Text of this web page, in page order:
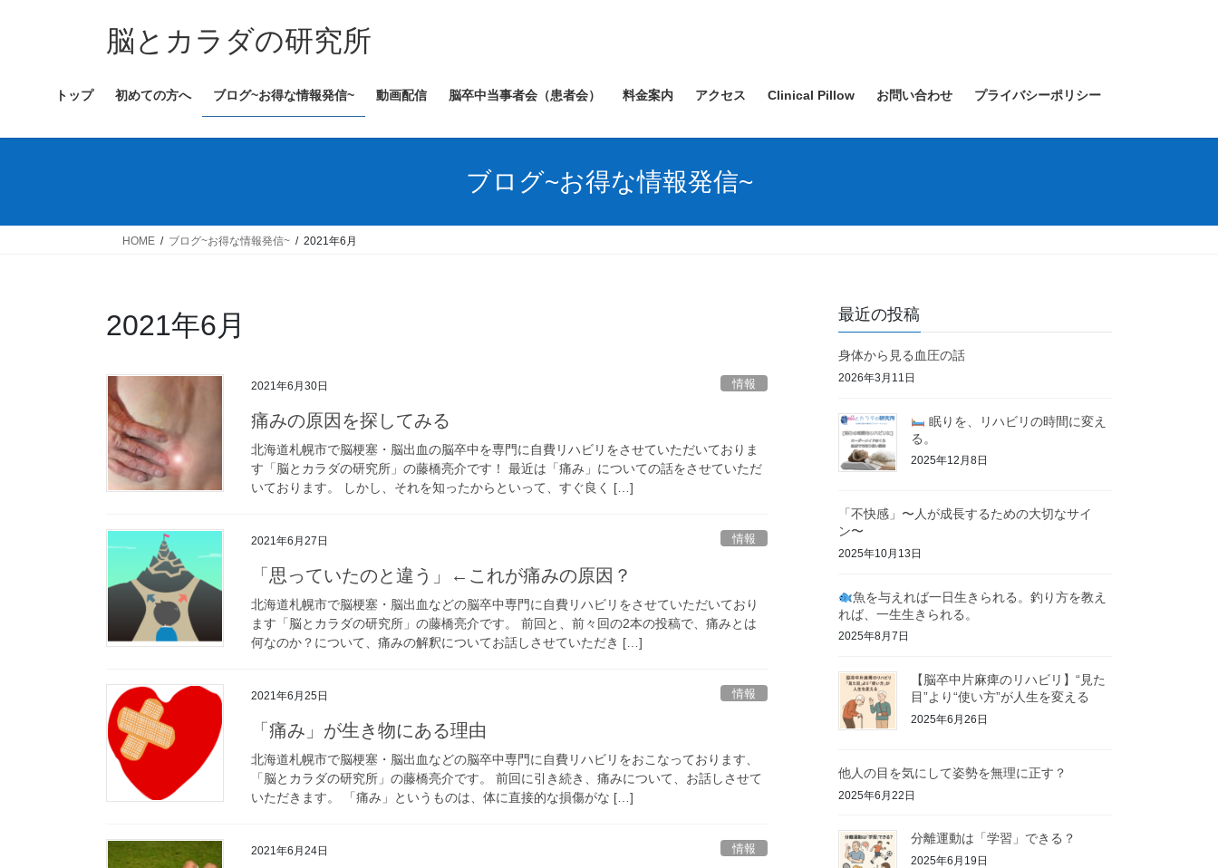
ス
ン
脳とカラダの研究所
トップ 初めての方へ ブログ~お得な情報発信~ 動画配信 脳卒中当事者会（患者会） 料金案内 アクセス Clinical Pillow お問い合わせ プライバシーポリシー
ブログ~お得な情報発信~
HOME ブログ~お得な情報発信~ 2021年6月
2021年6月
2021年6月30日 情報
痛みの原因を探してみる
北海道札幌市で脳梗塞・脳出血の脳卒中を専門に自費リハビリをさせていただいておりま
す「脳とカラダの研究所」の藤橋亮介です！ 最近は「痛み」についての話をさせていただ
いております。 しかし、それを知ったからといって、すぐ良く […]
2021年6月27日 情報
「思っていたのと違う」←これが痛みの原因？
北海道札幌市で脳梗塞・脳出血などの脳卒中専門に自費リハビリをさせていただいており
ます「脳とカラダの研究所」の藤橋亮介です。 前回と、前々回の2本の投稿で、痛みとは
何なのか？について、痛みの解釈についてお話しさせていただき […]
2021年6月25日 情報
「痛み」が生き物にある理由
北海道札幌市で脳梗塞・脳出血などの脳卒中専門に自費リハビリをおこなっております、
「脳とカラダの研究所」の藤橋亮介です。 前回に引き続き、痛みについて、お話しさせて
いただきます。 「痛み」というものは、体に直接的な損傷がな […]
2021年6月24日 情報
最近の投稿
身体から見る血圧の話
2026年3月11日
眠りを、リハビリの時間に変え
る。
2025年12月8日
「不快感」〜人が成長するための大切なサイ
ン〜
2025年10月13日
魚を与えれば一日生きられる。釣り方を教え
れば、一生生きられる。
2025年8月7日
【脳卒中片麻痺のリハビリ】“見た
目”より“使い方”が人生を変える
2025年6月26日
他人の目を気にして姿勢を無理に正す？
2025年6月22日
分離運動は「学習」できる？
2025年6月19日